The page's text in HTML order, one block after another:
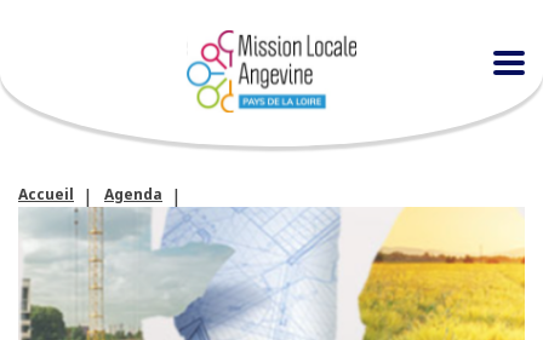
Accueil
Agenda
Information collective avec le GEIQ PRO 49